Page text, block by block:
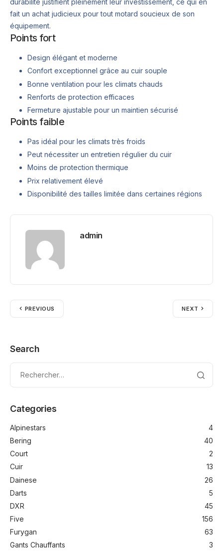
durabilité justifient pleinement leur investissement, ce qui en
fait un achat judicieux pour tout motard soucieux de son
équipement.
Points fort
Design élégant et moderne
Confort exceptionnel grâce au cuir souple
Bonne ventilation pour les climats chauds
Renforts de protection efficaces
Fermeture ajustable pour un maintien sécurisé
Points faible
Pas idéal pour les climats très froids
Peut nécessiter un entretien régulier du cuir
Moins de protection thermique
Prix relativement élevé
Disponibilité des tailles limitée dans certaines régions
admin
PREVIOUS NEXT
Search
Categories
Alpinestars
4
Bering
40
Court
2
Cuir
13
Dainese
26
Darts
5
DXR
45
Five
156
Furygan
63
Gants Chauffants
3